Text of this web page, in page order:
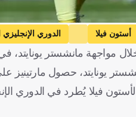
أستون فيلا الدوري الإنجليزي
مواجهة مانشستر يونايتد،
يونايتد، حصول مارتينيز
فيلا يُطرد في الدوري